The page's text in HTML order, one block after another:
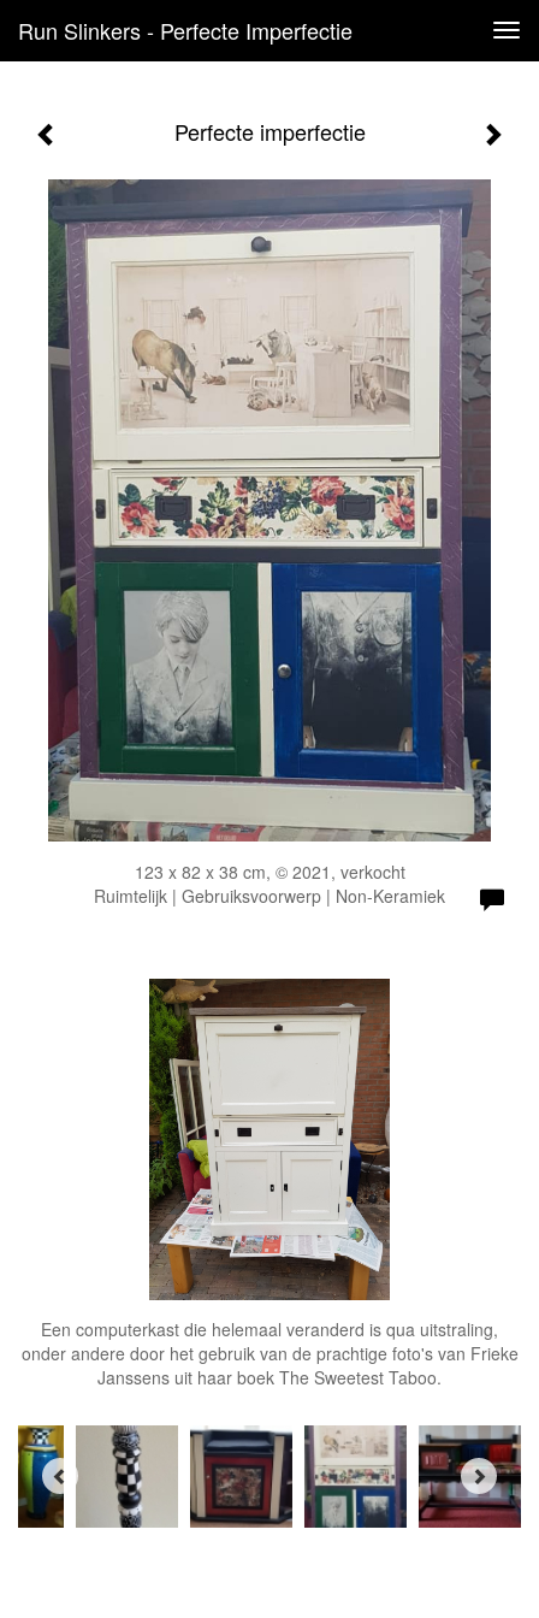
Run Slinkers - Perfecte Imperfectie
Perfecte imperfectie
123 x 82 x 38 cm, © 2021, verkocht
Ruimtelijk | Gebruiksvoorwerp | Non-Keramiek
Een computerkast die helemaal veranderd is qua uitstraling,
onder andere door het gebruik van de prachtige foto's van Frieke
Janssens uit haar boek The Sweetest Taboo.